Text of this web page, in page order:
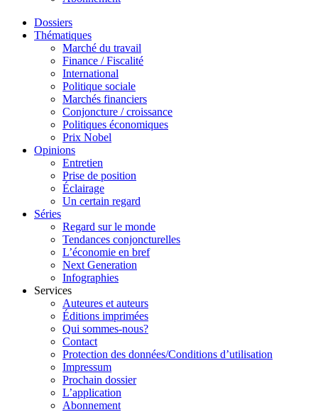
Dossiers
Thématiques
Marché du travail
Finance / Fiscalité
International
Politique sociale
Marchés financiers
Conjoncture / croissance
Politiques économiques
Prix Nobel
Opinions
Entretien
Prise de position
Éclairage
Un certain regard
Séries
Regard sur le monde
Tendances conjoncturelles
L’économie en bref
Next Generation
Infographies
Services
Auteures et auteurs
Éditions imprimées
Qui sommes-nous?
Contact
Protection des données/Conditions d’utilisation
Impressum
Prochain dossier
L’application
Abonnement